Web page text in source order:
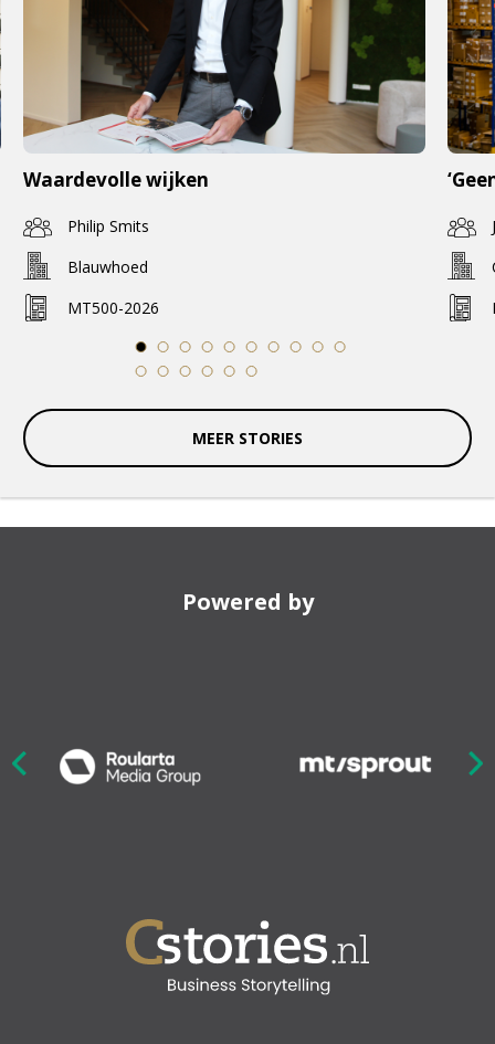
Waardevolle wijken
Philip Smits
Blauwhoed
MT500-2026
1
2 3 4 5 6 7 8 9
10
11 12 13 14 15 16
MEER STORIES
Powered by